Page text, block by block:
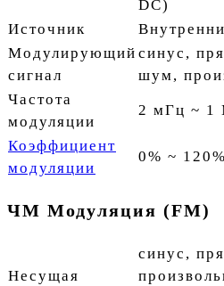
DC)
Источник
Модулирующий
сигнал
синус,
шум,
Частота
модуляции
2 мГц ~ 1
Коэффициент
модуляции
0% ~ 120%
ЧМ Модуляция (FM)
Несущая
синус,